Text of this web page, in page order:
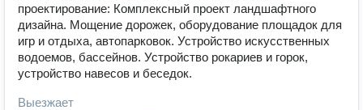
проектирование: Комплексный проект ландшафтного
дизайна. Мощение дорожек, оборудование площадок для
игр и отдыха, автопарковок. Устройство искусственных
водоемов, бассейнов. Устройство рокариев и горок,
устройство навесов и беседок.
Выезжает